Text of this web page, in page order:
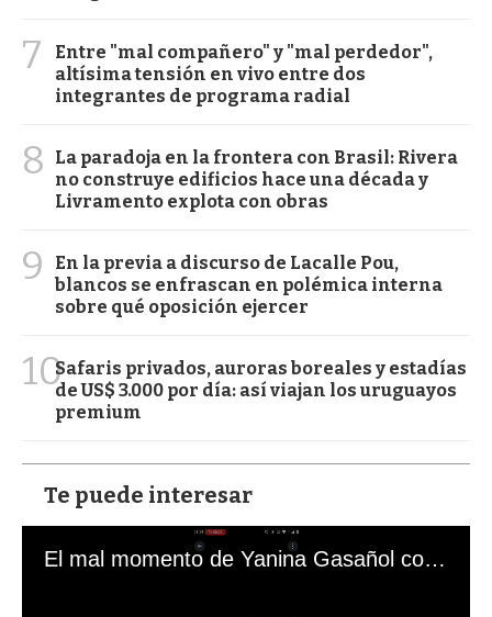
7
Entre "mal compañero" y "mal perdedor",
altísima tensión en vivo entre dos
integrantes de programa radial
8
La paradoja en la frontera con Brasil: Rivera
no construye edificios hace una década y
Livramento explota con obras
9
En la previa a discurso de Lacalle Pou,
blancos se enfrascan en polémica interna
sobre qué oposición ejercer
10Safaris privados, auroras boreales y estadías
de US$ 3.000 por día: así viajan los uruguayos
premium
Te puede interesar
El mal momento de Yanina Gasañol con un hincha argentino en "Subrayado"